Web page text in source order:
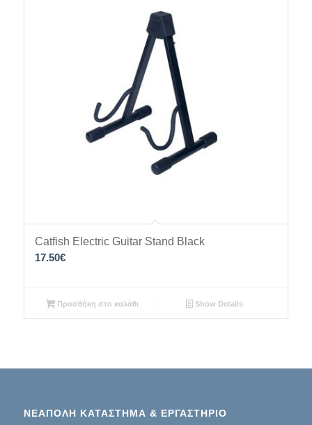
Catfish Electric Guitar Stand Black
17.50€
Προσθήκη στο καλάθι Show Details
ΝΕΑΠΟΛΗ ΚΑΤΑΣΤΗΜΑ & ΕΡΓΑΣΤΗΡΙΟ